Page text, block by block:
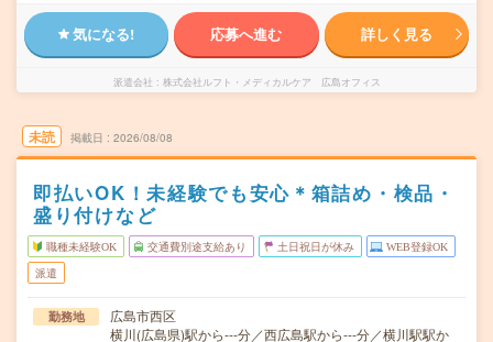
気になる! 応募へ進む 詳しく見る
派遣会社 株式会社ルフト・メディカルケア 広島オフィス
未読 掲載日 2026/08/08
即払いOK！未経験でも安心＊箱詰め・検品・
盛り付けなど
職種未経験OK 交通費別途支給あり 土日祝日が休み WEB登録OK
派遣
勤務地
広島市西区
横川(広島県)駅から---分／西広島駅から---分／横川駅駅か